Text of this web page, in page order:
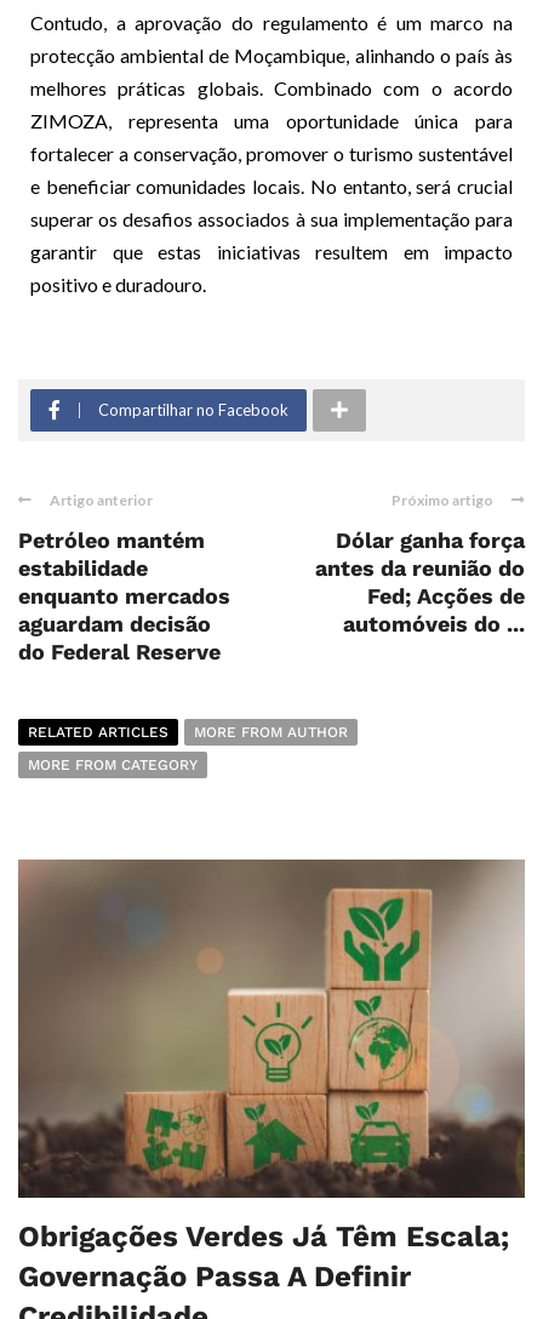
Contudo, a aprovação do regulamento é um marco na
protecção ambiental de Moçambique, alinhando o país às
melhores práticas globais. Combinado com o acordo
ZIMOZA, representa uma oportunidade única para
fortalecer a conservação, promover o turismo sustentável
e beneficiar comunidades locais. No entanto, será crucial
superar os desafios associados à sua implementação para
garantir que estas iniciativas resultem em impacto
positivo e duradouro.
Compartilhar no Facebook
Artigo anterior
Petróleo mantém
estabilidade
enquanto mercados
aguardam decisão
do Federal Reserve
Próximo artigo
Dólar ganha força
antes da reunião do
Fed; Acções de
automóveis do ...
RELATED ARTICLES
MORE FROM AUTHOR
MORE FROM CATEGORY
Obrigações Verdes Já Têm Escala;
Governação Passa A Definir